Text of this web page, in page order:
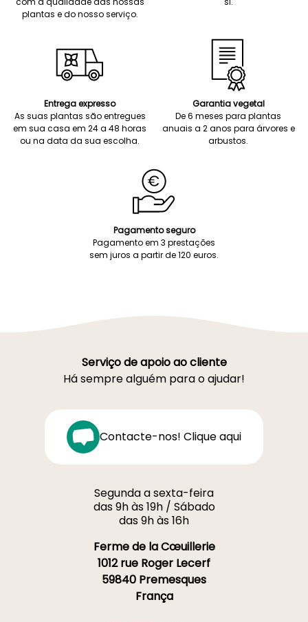
plantas e do nosso serviço.
Entrega expresso
As suas plantas são entregues
em sua casa em 24 a 48 horas
ou na data da sua escolha.
Garantia vegetal
De 6 meses para plantas
anuais a 2 anos para árvores e
arbustos.
Pagamento seguro
Pagamento em 3 prestações
sem juros a partir de 120 euros.
Serviço de apoio ao cliente
Há sempre alguém para o ajudar!
Contacte-nos! Clique aqui
Segunda a sexta-feira
das 9h às 19h / Sábado
das 9h às 16h
Ferme de la Cœuillerie
1012 rue Roger Lecerf
59840 Premesques
França